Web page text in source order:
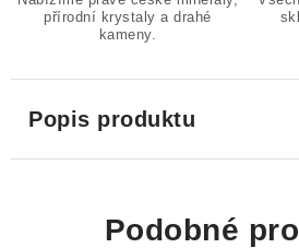
přírodní krystaly a drahé
kameny.
Popis produktu
Podobné